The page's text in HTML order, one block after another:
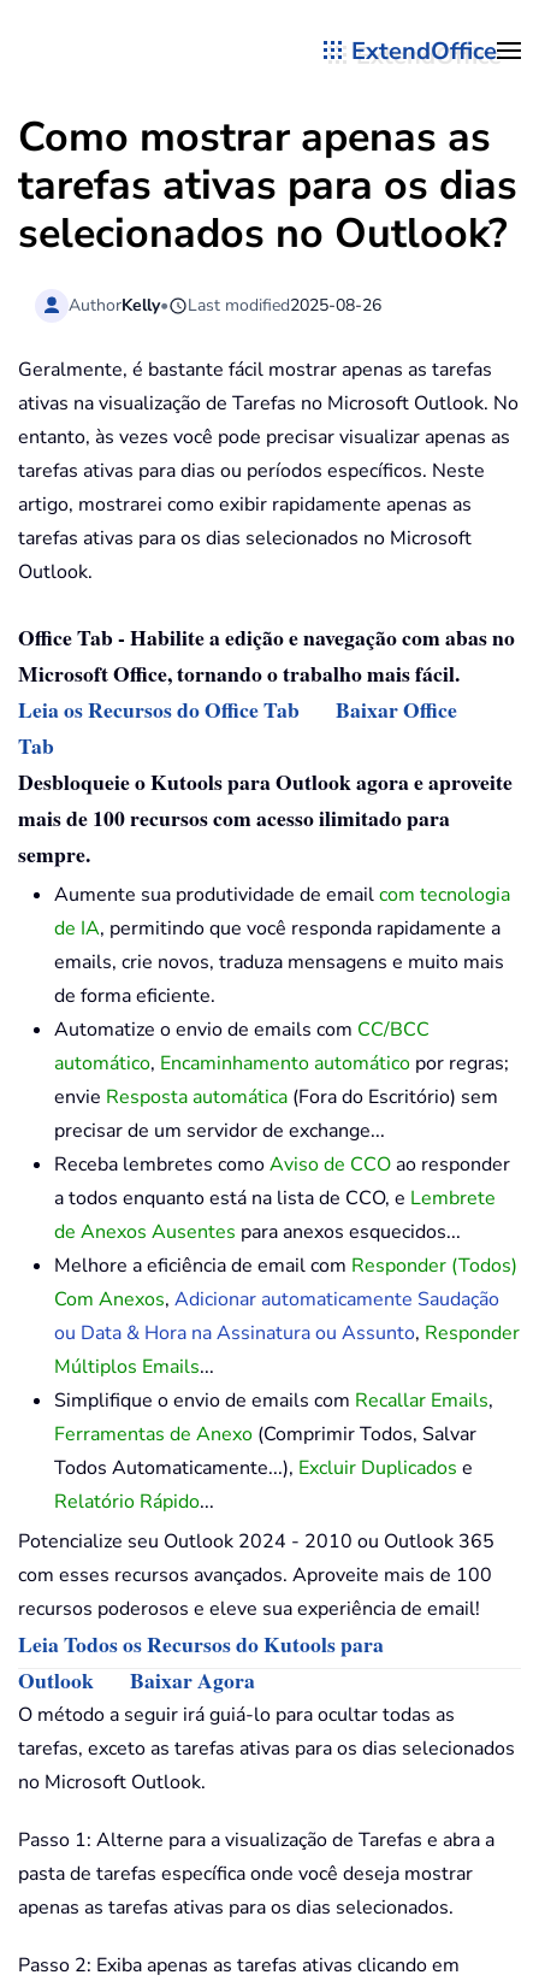
ExtendOffice
Como mostrar apenas as
tarefas ativas para os dias
selecionados no Outlook?
AuthorKelly• Last modified2025-08-26
Geralmente, é bastante fácil mostrar apenas as tarefas
ativas na visualização de Tarefas no Microsoft Outlook. No
entanto, às vezes você pode precisar visualizar apenas as
tarefas ativas para dias ou períodos específicos. Neste
artigo, mostrarei como exibir rapidamente apenas as
tarefas ativas para os dias selecionados no Microsoft
Outlook.
Office Tab - Habilite a edição e navegação com abas no
Microsoft Office, tornando o trabalho mais fácil.
Leia os Recursos do Office Tab
Baixar Office
Tab
Desbloqueie o Kutools para Outlook agora e aproveite
mais de 100 recursos com acesso ilimitado para
sempre.
Aumente sua produtividade de emailcom tecnologia
de IA, permitindo que você responda rapidamente a
emails, crie novos, traduza mensagens e muito mais
de forma eficiente.
Automatize o envio de emails com CC/BCC
automático, Encaminhamento automático por regras;
envie Resposta automática (Fora do Escritório) sem
precisar de um servidor de exchange...
Receba lembretes comoAviso de CCOao responder
a todos enquanto está na lista de CCO, e Lembrete
de Anexos Ausentes para anexos esquecidos...
Melhore a eficiência de email com Responder (Todos)
Com Anexos, Adicionar automaticamente Saudação
ou Data & Hora na Assinatura ou Assunto, Responder
Múltiplos Emails...
Simplifique o envio de emails com Recallar Emails,
Ferramentas de Anexo (Comprimir Todos, Salvar
Todos Automaticamente...), Excluir Duplicados e
Relatório Rápido...
Potencialize seu Outlook 2024 - 2010 ou Outlook 365
com esses recursos avançados. Aproveite mais de 100
recursos poderosos e eleve sua experiência de email!
Leia Todos os Recursos do Kutools para
Outlook
Baixar Agora
O método a seguir irá guiá-lo para ocultar todas as
tarefas, exceto as tarefas ativas para os dias selecionados
no Microsoft Outlook.
Passo 1: Alterne para a visualização de Tarefas e abra a
pasta de tarefas específica onde você deseja mostrar
apenas as tarefas ativas para os dias selecionados.
Passo 2: Exiba apenas as tarefas ativas clicando em